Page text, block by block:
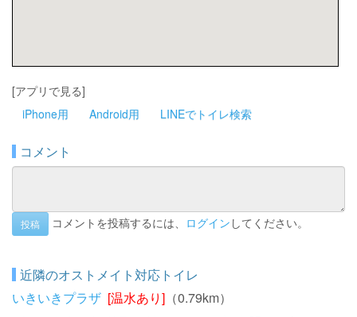
[アプリで見る]
iPhone用
Android用 LINEでトイレ検索
コメント
投稿 コメントを投稿するには、 ログイン してください。
近隣のオストメイト対応トイレ
いきいきプラザ [温水あり] （0.79km）